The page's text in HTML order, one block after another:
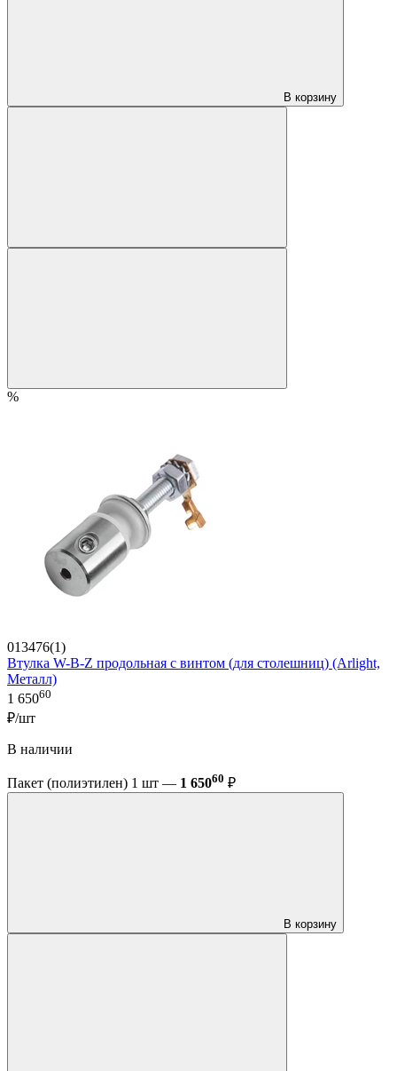
В корзину
%
013476(1)
Втулка W-B-Z продольная с винтом (для столешниц) (Arlight,
Металл)
1 65060
₽/шт
В наличии
Пакет (полиэтилен) 1 шт — 1 65060 ₽
В корзину